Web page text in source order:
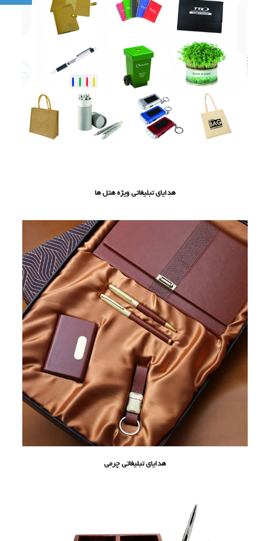
هدایای تبلیغاتی ویژه هتل ها
هدایای تبلیغاتی چرمی